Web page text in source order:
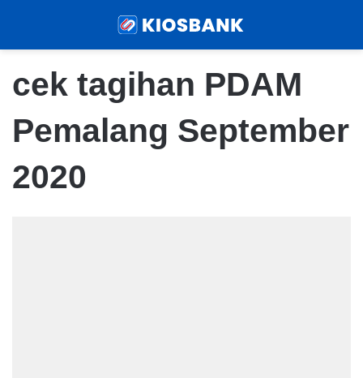
cek tagihan PDAM
Pemalang September
2020